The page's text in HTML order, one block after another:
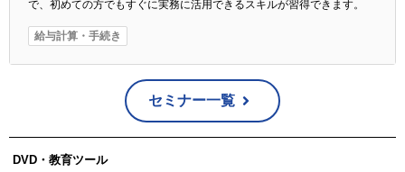
で、初めての方でもすぐに実務に活用できるスキルが習得できます。
給与計算・手続き
セミナー一覧
DVD・教育ツール